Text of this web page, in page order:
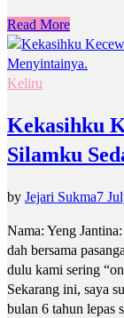
Read More
Keliru
Kekasihku
Silamku
by Jejari Sukma7
Nama: Yeng
dah bersama
dulu kami sering
Sekarang ini, saya
bulan 6 tahun lepas